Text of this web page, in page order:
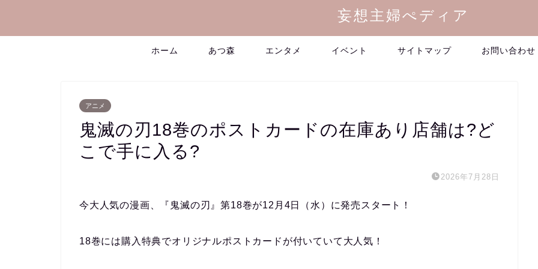
妄想主婦ぺディア
ホーム あつ森 エンタメ イベント サイトマップ お問い合わせ
アニメ
鬼滅の刃18巻のポストカードの在庫あり店舗は?ど
こで手に入る?
2026年7月28日
今大人気の漫画、『鬼滅の刃』第18巻が12月4日（水）に発売スタート！
18巻には購入特典でオリジナルポストカードが付いていて大人気！